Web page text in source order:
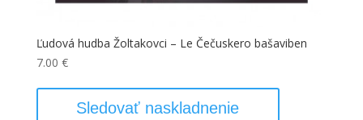
Ľudová hudba Žoltakovci – Le Čečuskero bašaviben
7.00 €
Sledovať naskladnenie